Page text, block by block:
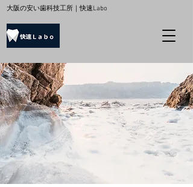
大阪の安い歯科技工所｜快速Labo